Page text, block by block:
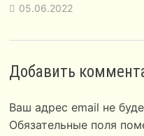
05.06.2022
Добавить
Ваш адрес email не
Обязательные поля